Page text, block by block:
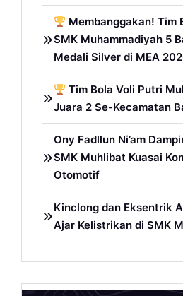
Membanggakan! Tim
SMK Muhammadiyah 5
Medali Silver di MEA
Tim Bola Voli Putri
Juara 2 Se-Kecamatan
Ony Fadllun Ni’am
SMK Muhlibat Kuasai
Otomotif
Kinclong dan Eksentrik
Ajar Kelistrikan di SMK